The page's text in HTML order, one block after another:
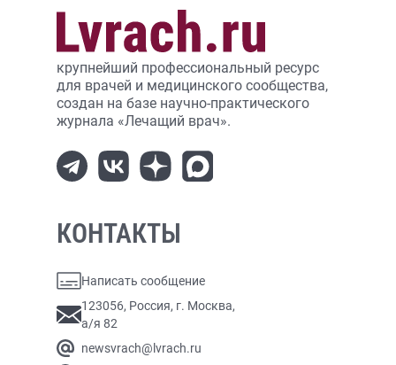
крупнейший профессиональный ресурс
для врачей и медицинского сообщества,
создан на базе научно-практического
журнала «Лечащий врач».
КОНТАКТЫ
Написать сообщение
123056, Россия, г. Москва,
а/я 82
newsvrach@lvrach.ru